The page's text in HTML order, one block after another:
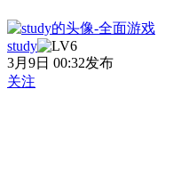
study
3月9日 00:32发布
关注